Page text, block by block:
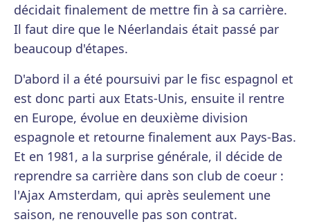
décidait finalement de mettre fin à sa carrière.
Il faut dire que le Néerlandais était passé par
beaucoup d'étapes.
D'abord il a été poursuivi par le fisc espagnol et
est donc parti aux Etats-Unis, ensuite il rentre
en Europe, évolue en deuxième division
espagnole et retourne finalement aux Pays-Bas.
Et en 1981, a la surprise générale, il décide de
reprendre sa carrière dans son club de coeur :
l'Ajax Amsterdam, qui après seulement une
saison, ne renouvelle pas son contrat.